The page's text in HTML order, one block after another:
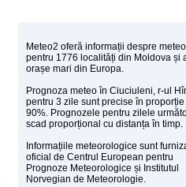
Meteo2 oferă informații despre meteo
pentru 1776 localități din Moldova și
orașe mari din Europa.
Prognoza meteo în Ciuciuleni, r-ul
pentru 3 zile sunt precise în proporție
90%. Prognozele pentru zilele
scad proporțional cu distanța în timp.
Informațiile meteorologice sunt
oficial de Centrul European pentru
Prognoze Meteorologice și Institutul
Norvegian de Meteorologie.